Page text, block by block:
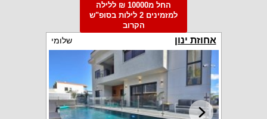
החל מ10000 ₪ ללילה
למזמינים 2 לילות בסופ"ש
הקרוב
אחוזת ינון שלומי